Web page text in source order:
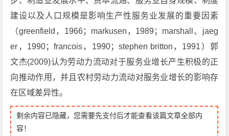
建设以及人口规模是影响生产性服务业发展的重要因素
（greenfield，1966；markusen，1989；marshall、jaeg
er，1990；francois，1990；stephen britton，1991）郭
文杰(2009)认为劳动力流动对于服务业增长产生积极的正
向推动作用，并且农村劳动力流动对服务业增长的影响存
在区域差异性。
剩余内容已隐藏，您需要先支付后才能查看该篇文章全部内
容！